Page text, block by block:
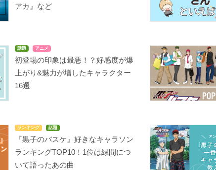
アカ』など
話題 アニメ
初登場の印象は最悪！？好感度が爆
上がり&魅力が増したキャラクター
16選
ランキング 話題
『黒子のバスケ』好きなキャラソン
ランキングTOP10！1位は緑間につ
いて語ったあの曲